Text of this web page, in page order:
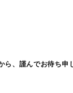
ら、謹んでお待ち申